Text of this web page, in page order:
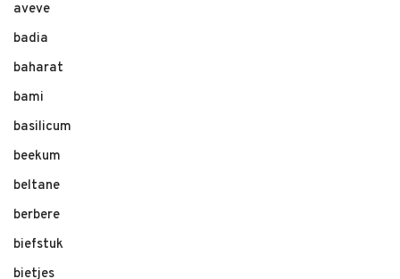
aveve
badia
baharat
bami
basilicum
beekum
beltane
berbere
biefstuk
bietjes